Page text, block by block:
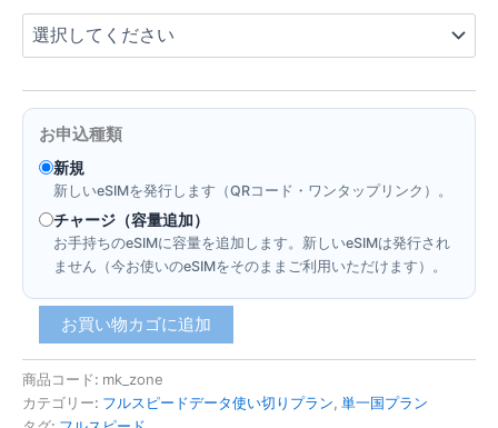
お申込種類
新規
新しいeSIMを発行します（QRコード・ワンタップリンク）。
チャージ（容量追加）
お手持ちのeSIMに容量を追加します。新しいeSIMは発行され
ません（今お使いのeSIMをそのままご利用いただけます）。
ケ
ド
ニ
お買い物カゴに追加
商品コード: mk_zone
カテゴリー: フルスピードデータ使い切りプラン, 単一国プラン